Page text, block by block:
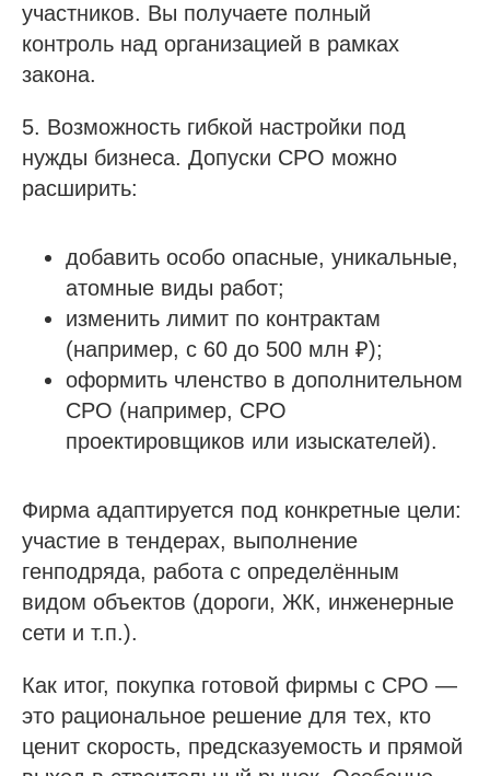
участников. Вы получаете полный
контроль над организацией в рамках
закона.
5. Возможность гибкой настройки под
нужды бизнеса. Допуски СРО можно
расширить:
добавить особо опасные, уникальные,
атомные виды работ;
изменить лимит по контрактам
(например, с 60 до 500 млн ₽);
оформить членство в дополнительном
СРО (например, СРО
проектировщиков или изыскателей).
Фирма адаптируется под конкретные цели:
участие в тендерах, выполнение
генподряда, работа с определённым
видом объектов (дороги, ЖК, инженерные
сети и т.п.).
Как итог, покупка готовой фирмы с СРО —
это рациональное решение для тех, кто
ценит скорость, предсказуемость и прямой